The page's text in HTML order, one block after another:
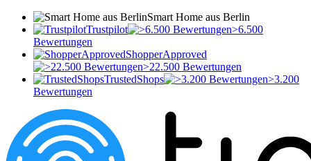
Smart Home aus Berlin
Trustpilot
>6.500
Bewertungen
ShopperApproved
>22.500 Bewertungen
TrustedShops
>3.200
Bewertungen